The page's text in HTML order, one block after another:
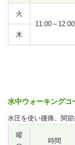
火
11:00～12:00
木
水中ウォーキングコ
水圧を使い腰痛、関
曜
時間